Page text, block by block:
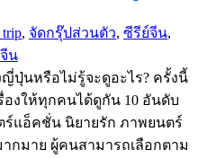
trip, จัดกรุ๊ปส่วนตัว, ซีรีย์จีน,
น
ปุ่นหรือไม่รู้จะดูอะไร? ครั้งนี้
องให้ทุกคนได้ดูกัน 10 อันดับ
ร์แอ็คชั่น นิยายรัก ภาพยนตร์
กมาย ผู้คนสามารถเลือกตาม